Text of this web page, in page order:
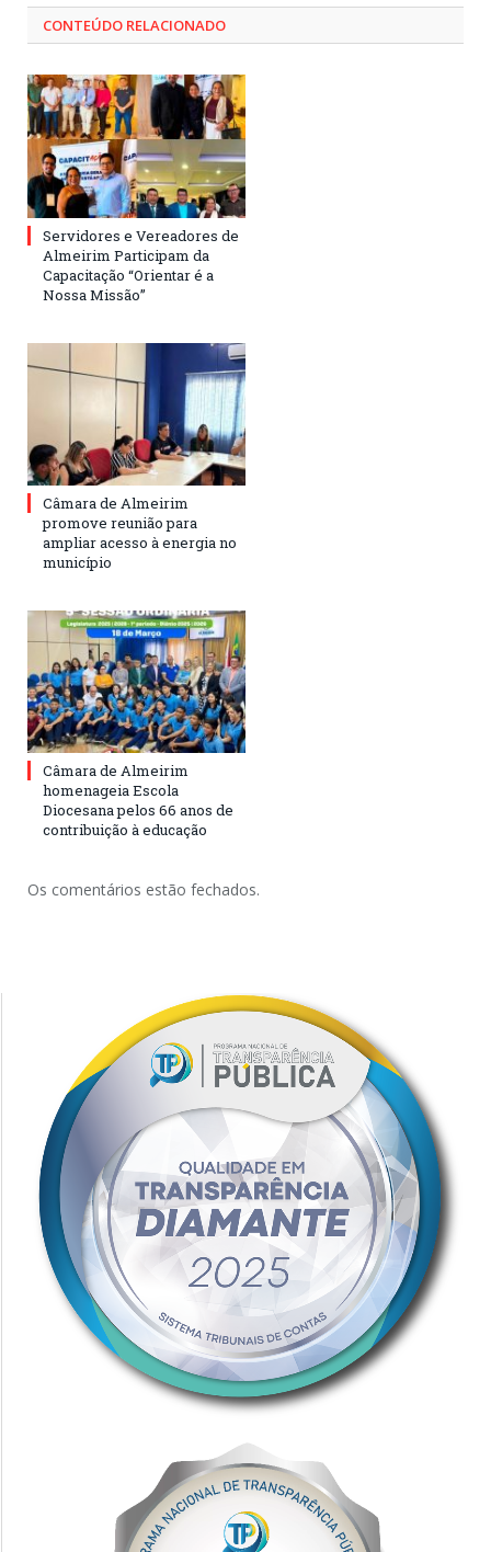
CONTEÚDO RELACIONADO
Servidores e Vereadores de
Almeirim Participam da
Capacitação “Orientar é a
Nossa Missão”
Câmara de Almeirim
promove reunião para
ampliar acesso à energia no
município
Câmara de Almeirim
homenageia Escola
Diocesana pelos 66 anos de
contribuição à educação
Os comentários estão fechados.